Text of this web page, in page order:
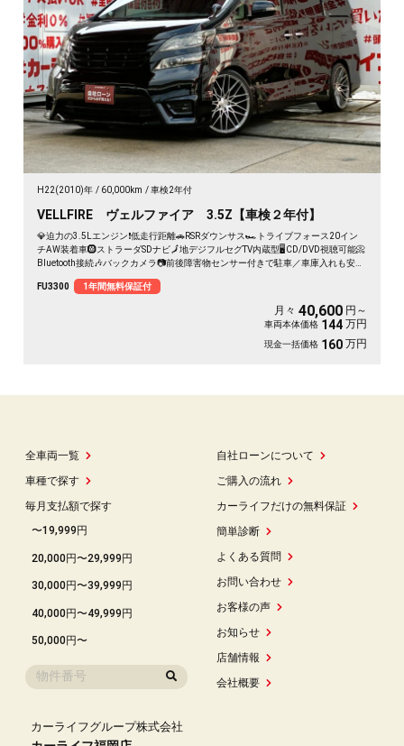
H22(2010)年 60,000km 車検2年付
VELLFIRE ヴェルファイア 3.5Z【車検２年付】
💎迫力の3.5Lエンジン❗低走行距離🚗RSRダウンサス🏎️トライブフォース20イン
チAW装着車🛞ストラーダSDナビ🗾地デジフルセグTV内蔵型🖥️CD/DVD視聴可能📀
Bluetooth接続🎶バックカメラ📷前後障害物センサー付きで駐車／車庫入れも安心
FU3300
1年間無料保証付
月々 40,600 円～
車両本体価格 144 万円
現金一括価格 160 万円
全車両一覧
車種で探す
毎月支払額で探す
〜19,999円
20,000円〜29,999円
30,000円〜39,999円
40,000円〜49,999円
50,000円〜
自社ローンについて
ご購入の流れ
カーライフだけの無料保証
簡単診断
よくある質問
お問い合わせ
お客様の声
お知らせ
店舗情報
会社概要
カーライフグループ株式会社